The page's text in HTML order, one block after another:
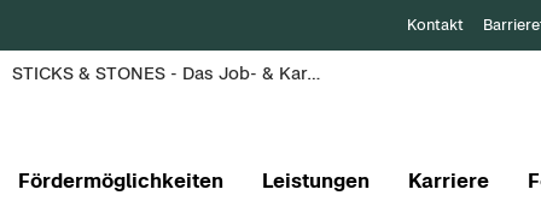
Kontakt
STICKS & STONES - Das Job- & Karrierefestival 2025
Fördermöglichkeiten Leistungen Karriere